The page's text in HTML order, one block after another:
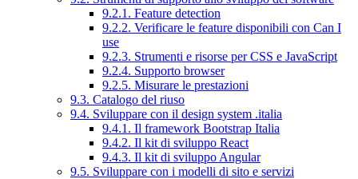
9.2.1. Feature detection
9.2.2. Verificare le feature disponibili con Can I
use
9.2.3. Strumenti e risorse per CSS e JavaScript
9.2.4. Supporto browser
9.2.5. Misurare le prestazioni
9.3. Catalogo del riuso
9.4. Sviluppare con il design system .italia
9.4.1. Il framework Bootstrap Italia
9.4.2. Il kit di sviluppo React
9.4.3. Il kit di sviluppo Angular
9.5. Sviluppare con i modelli di sito e servizi